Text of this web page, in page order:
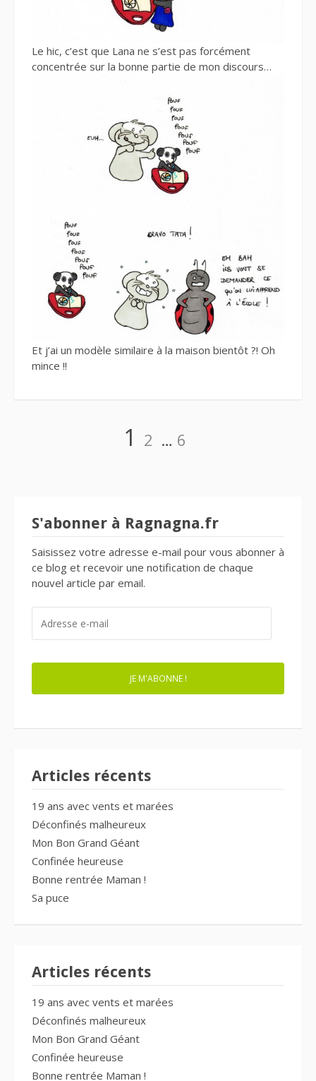
Le hic, c’est que Lana ne s’est pas forcément
concentrée sur la bonne partie de mon discours…
Et j’ai un modèle similaire à la maison bientôt ?! Oh
mince !!
Page
1 Page
2 … Page
6
S'abonner à Ragnagna.fr
Saisissez votre adresse e-mail pour vous abonner à
ce blog et recevoir une notification de chaque
nouvel article par email.
MAIL
JE M'ABONNE !
Articles récents
19 ans avec vents et marées
Déconfinés malheureux
Mon Bon Grand Géant
Confinée heureuse
Bonne rentrée Maman !
Sa puce
Articles récents
19 ans avec vents et marées
Déconfinés malheureux
Mon Bon Grand Géant
Confinée heureuse
Bonne rentrée Maman !